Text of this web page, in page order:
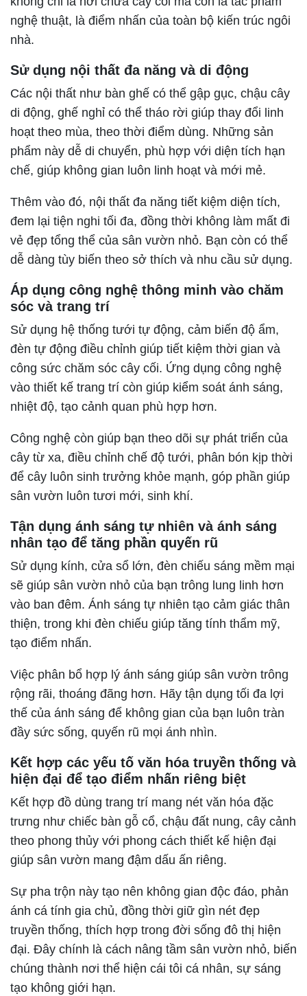
nghệ thuật, là điểm nhấn của toàn bộ kiến trúc ngôi
nhà.
Sử dụng nội thất đa năng và di động
Các nội thất như bàn ghế có thể gập gục, chậu cây
di động, ghế nghỉ có thể tháo rời giúp thay đổi linh
hoạt theo mùa, theo thời điểm dùng. Những sản
phẩm này dễ di chuyển, phù hợp với diện tích hạn
chế, giúp không gian luôn linh hoạt và mới mẻ.
Thêm vào đó, nội thất đa năng tiết kiệm diện tích,
đem lại tiện nghi tối đa, đồng thời không làm mất đi
vẻ đẹp tổng thể của sân vườn nhỏ. Bạn còn có thể
dễ dàng tùy biến theo sở thích và nhu cầu sử dụng.
Áp dụng công nghệ thông minh vào chăm
sóc và trang trí
Sử dụng hệ thống tưới tự động, cảm biến độ ẩm,
đèn tự động điều chỉnh giúp tiết kiệm thời gian và
công sức chăm sóc cây cối. Ứng dụng công nghệ
vào thiết kế trang trí còn giúp kiểm soát ánh sáng,
nhiệt độ, tạo cảnh quan phù hợp hơn.
Công nghệ còn giúp bạn theo dõi sự phát triển của
cây từ xa, điều chỉnh chế độ tưới, phân bón kịp thời
để cây luôn sinh trưởng khỏe mạnh, góp phần giúp
sân vườn luôn tươi mới, sinh khí.
Tận dụng ánh sáng tự nhiên và ánh sáng
nhân tạo để tăng phần quyến rũ
Sử dụng kính, cửa sổ lớn, đèn chiếu sáng mềm mại
sẽ giúp sân vườn nhỏ của bạn trông lung linh hơn
vào ban đêm. Ánh sáng tự nhiên tạo cảm giác thân
thiện, trong khi đèn chiếu giúp tăng tính thẩm mỹ,
tạo điểm nhấn.
Việc phân bổ hợp lý ánh sáng giúp sân vườn trông
rộng rãi, thoáng đãng hơn. Hãy tận dụng tối đa lợi
thế của ánh sáng để không gian của bạn luôn tràn
đầy sức sống, quyến rũ mọi ánh nhìn.
Kết hợp các yếu tố văn hóa truyền thống và
hiện đại để tạo điểm nhấn riêng biệt
Kết hợp đồ dùng trang trí mang nét văn hóa đặc
trưng như chiếc bàn gỗ cổ, chậu đất nung, cây cảnh
theo phong thủy với phong cách thiết kế hiện đại
giúp sân vườn mang đậm dấu ấn riêng.
Sự pha trộn này tạo nên không gian độc đáo, phản
ánh cá tính gia chủ, đồng thời giữ gìn nét đẹp
truyền thống, thích hợp trong đời sống đô thị hiện
đại. Đây chính là cách nâng tầm sân vườn nhỏ, biến
chúng thành nơi thể hiện cái tôi cá nhân, sự sáng
tạo không giới hạn.